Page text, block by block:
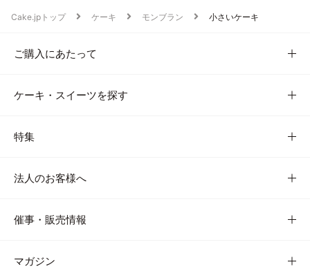
Cake.jpトップ ケーキ モンブラン 小さいケーキ
ご購入にあたって
ケーキ・スイーツを探す
特集
法人のお客様へ
催事・販売情報
マガジン